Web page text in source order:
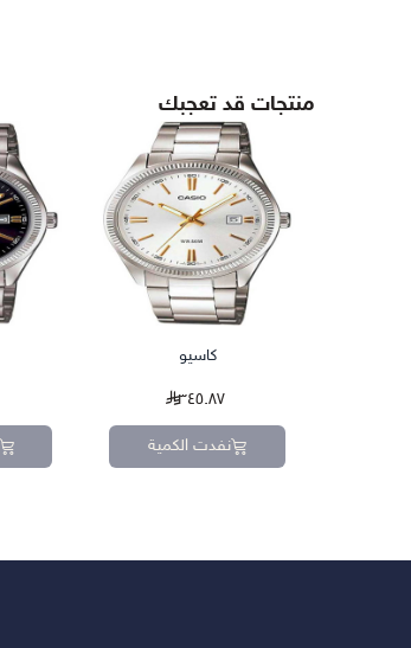
منتجات قد تعجبك
كاسيو
٣٤٥.٨٧
نفدت الكمية